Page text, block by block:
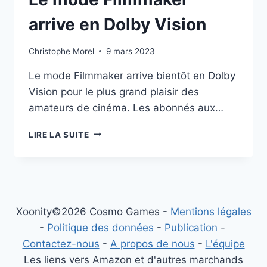
arrive en Dolby Vision
Christophe Morel 9 mars 2023
Le mode Filmmaker arrive bientôt en Dolby
Vision pour le plus grand plaisir des
amateurs de cinéma. Les abonnés aux…
LIRE LA SUITELE
VISION
Xoonity©2026 Cosmo Games - Mentions légales
- Politique des données - Publication -
Contactez-nous - A propos de nous - L'équipe
Les liens vers Amazon et d'autres marchands